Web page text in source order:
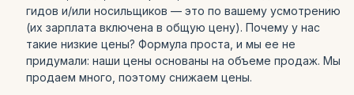
гидов и/или носильщиков — это по вашему усмотрению
(их зарплата включена в общую цену). Почему у нас
такие низкие цены? Формула проста, и мы ее не
придумали: наши цены основаны на объеме продаж. Мы
продаем много, поэтому снижаем цены.